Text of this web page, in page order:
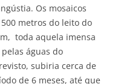
Os mosaicos
metros do leito do
toda aquela imensa
águas do
subiria cerca de
de 6 meses, até que